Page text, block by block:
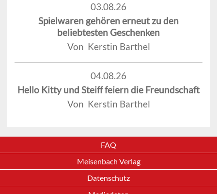
03.08.26
Spielwaren gehören erneut zu den
beliebtesten Geschenken
Von Kerstin Barthel
04.08.26
Hello Kitty und Steiff feiern die Freundschaft
Von Kerstin Barthel
FAQ
Meisenbach Verlag
Datenschutz